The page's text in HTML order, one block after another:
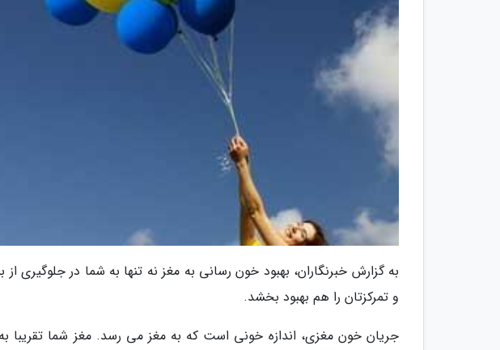
به گزارش خبرنگاران، بهبود خون رسانی به مغز نه تنها به شما در جلوگیری
و تمرکزتان را هم بهبود بخشد.